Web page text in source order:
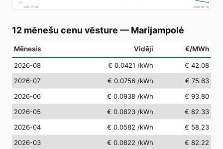
€9
2026-07-09
2026-08-08
12 mēnešu cenu vēsture — Marijampolė
Mēnesis Vidēji €/MWh
2026-08 € 0.0421 /kWh
€ 42.08
2026-07
€ 0.0756 /kWh
€ 75.63
2026-06
€ 0.0938 /kWh
€ 93.80
2026-05
€ 0.0823 /kWh
€ 82.33
2026-04
€ 0.0582 /kWh
€ 58.23
2026-03
€ 0.0822 /kWh
€ 82.22